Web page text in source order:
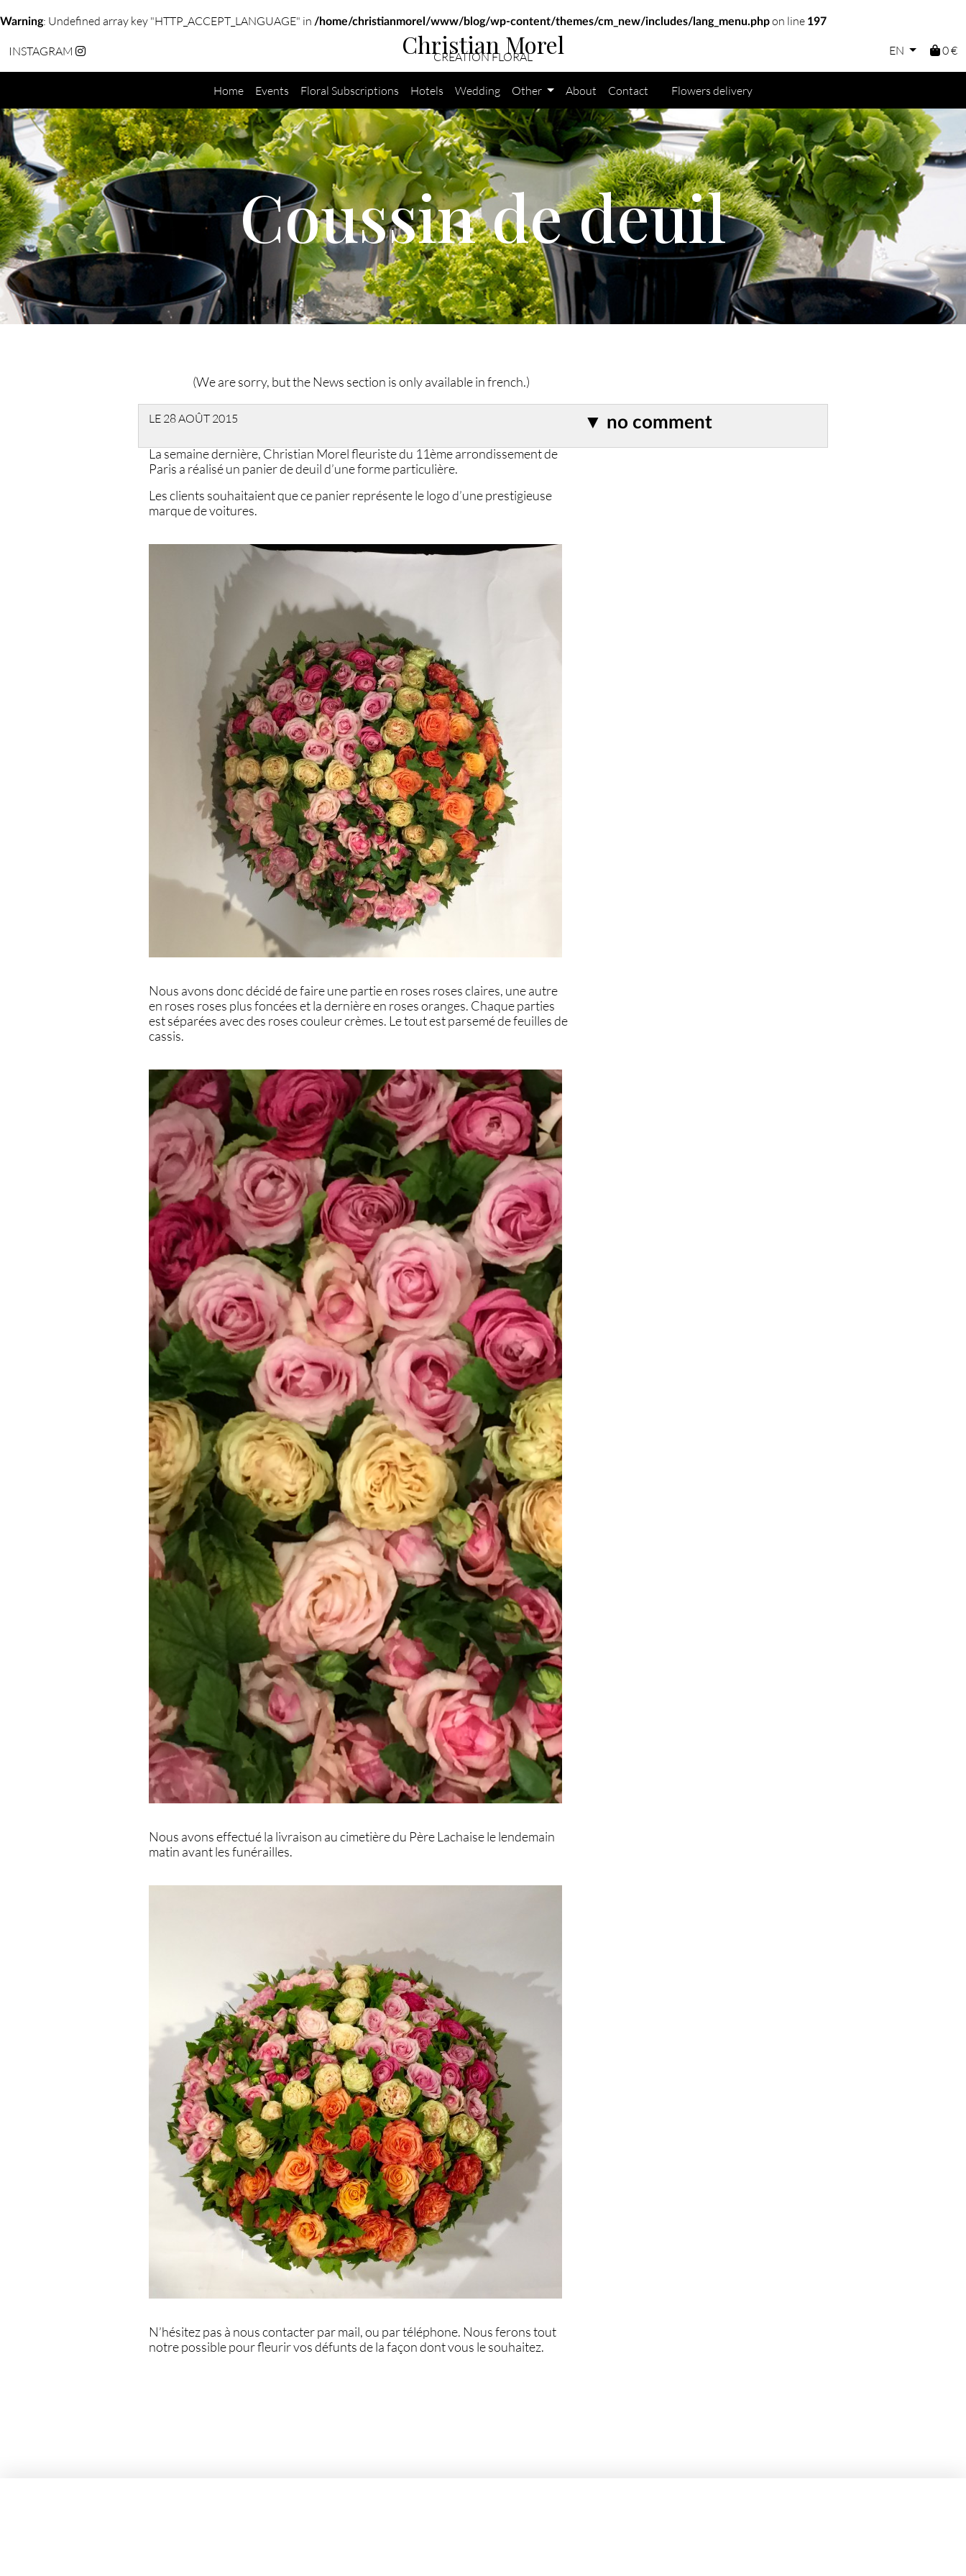
Warning: Undefined array key "HTTP_ACCEPT_LANGUAGE" in /home/christianmorel/www/blog/wp-content/themes/cm_new/includes/lang_menu.phpon line 197
INSTAGRAM Christian Morel
CRÉATION FLORAL EN 0 €
Home Events Floral Subscriptions Hotels Wedding Other About Contact Flowers delivery
Coussin de deuil
(We are sorry, but the News section is only available in french.)
LE 28 AOÛT 2015
La semaine dernière, Christian Morel fleuriste du 11ème arrondissement de
Paris a réalisé un panier de deuil d’une forme particulière.
Les clients souhaitaient que ce panier représente le logo d’une prestigieuse
marque de voitures.
Nous avons donc décidé de faire une partie en roses roses claires, une autre
en roses roses plus foncées et la dernière en roses oranges. Chaque parties
est séparées avec des roses couleur crèmes. Le tout est parsemé de feuilles de
cassis.
Nous avons effectué la livraison au cimetière du Père Lachaise le lendemain
matin avant les funérailles.
N’hésitez pas à nous contacter par mail, ou par téléphone. Nous ferons tout
notre possible pour fleurir vos défunts de la façon dont vous le souhaitez.
▼ no comment